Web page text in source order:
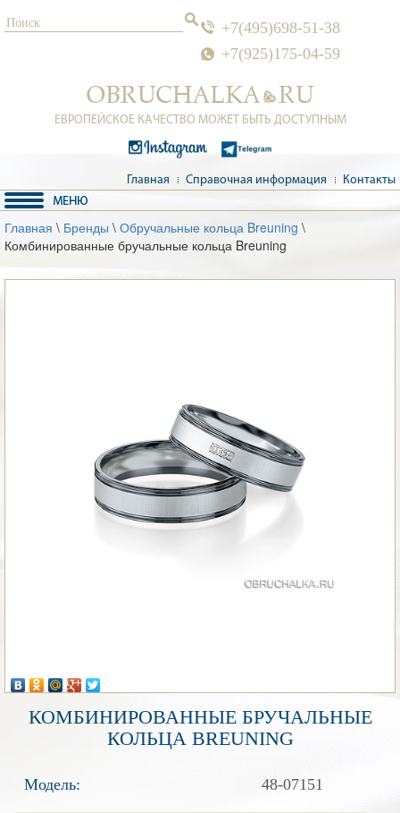
+7(495)698-51-38
+7(925)175-04-59
ЕВРОПЕЙСКОЕ КАЧЕСТВО МОЖЕТ БЫТЬ ДОСТУПНЫМ
Главная Справочная информация Контакты
Главная \ Бренды \ Обручальные кольца Breuning \
Комбинированные бручальные кольца Breuning
КОМБИНИРОВАННЫЕ БРУЧАЛЬНЫЕ
КОЛЬЦА BREUNING
Модель: 48-07151